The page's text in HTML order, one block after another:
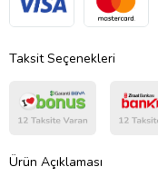
Taksit Seçenekleri
Ürün Açıklaması